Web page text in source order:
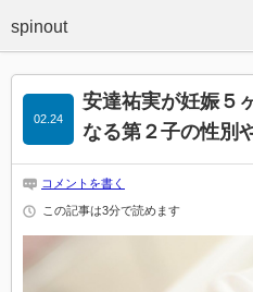
安達祐実が妊娠５
なる第２子の性別
02.24
コメントを書く
この記事は3分で読めます